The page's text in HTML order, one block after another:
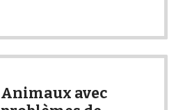
Animaux avec